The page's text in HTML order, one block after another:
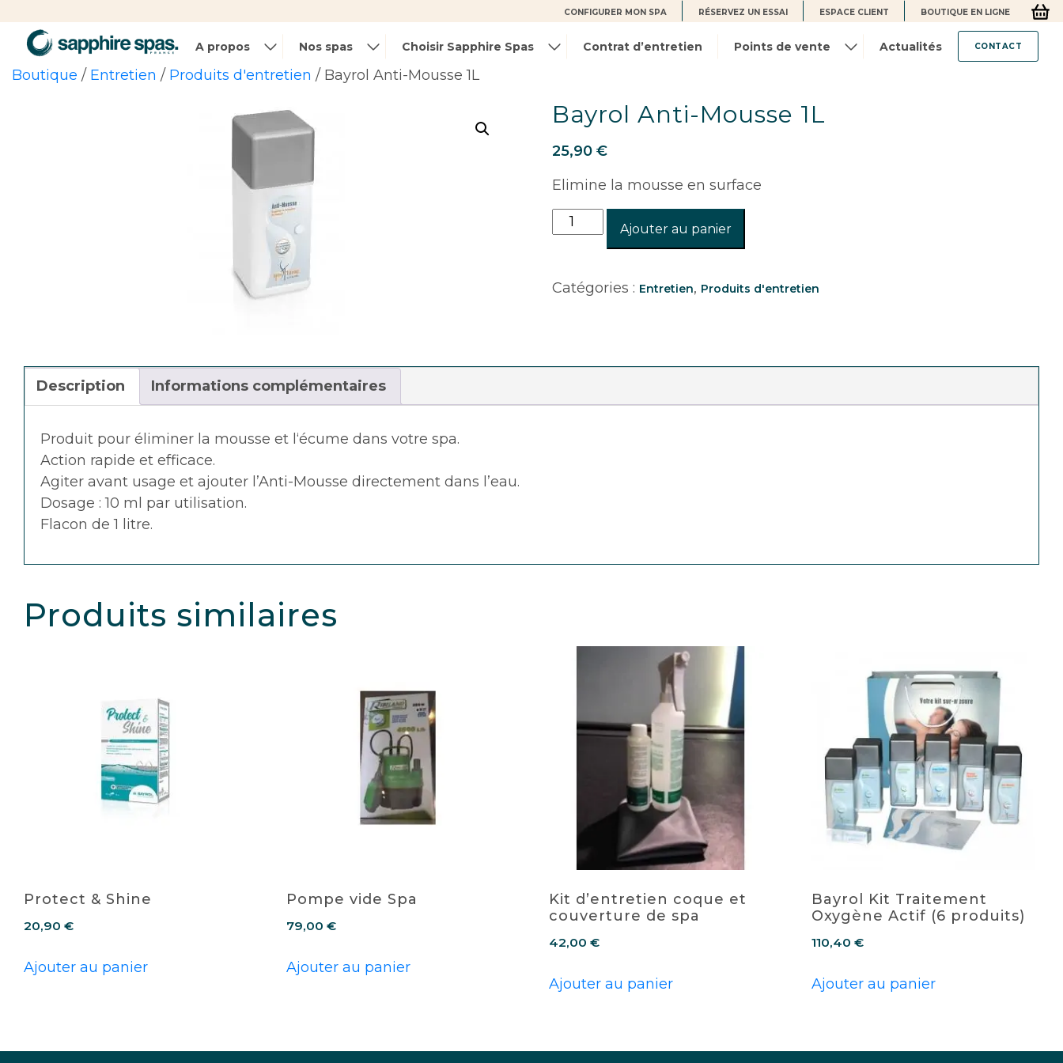
CONFIGURER MON SPA RÉSERVEZ UN ESSAI ESPACE CLIENT BOUTIQUE EN LIGNE
A propos Nos spas Choisir Sapphire Spas Contrat d’entretien Points de vente Actualités CONTACT
Boutique / Entretien / Produits d'entretien / Bayrol Anti-Mousse 1L
Bayrol Anti-Mousse 1L
25,90 €
Elimine la mousse en surface
quantité
de
Anti-
Ajouter au panier
Catégories : Entretien, Produits d'entretien
Description Informations complémentaires
Produit pour éliminer la mousse et l‘écume dans votre spa.
Action rapide et efficace.
Agiter avant usage et ajouter l’Anti-Mousse directement dans l’eau.
Dosage : 10 ml par utilisation.
Flacon de 1 litre.
Produits similaires
Protect & Shine
20,90 €
Ajouter au panier
Pompe vide Spa
79,00 €
Ajouter au panier
Kit d’entretien coque et
couverture de spa
42,00 €
Ajouter au panier
Bayrol Kit Traitement
Oxygène Actif (6 produits)
110,40 €
Ajouter au panier